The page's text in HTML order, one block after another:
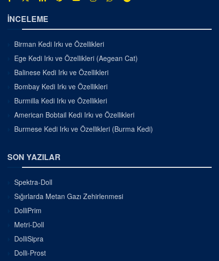
İNCELEME
Birman Kedi Irkı ve Özellikleri
Ege Kedi Irkı ve Özellikleri (Aegean Cat)
Balinese Kedi Irkı ve Özellikleri
Bombay Kedi Irkı ve Özellikleri
Burmilla Kedi Irkı ve Özellikleri
American Bobtail Kedi Irkı ve Özellikleri
Burmese Kedi Irkı ve Özellikleri (Burma Kedi)
SON YAZILAR
Spektra-Doll
Sığırlarda Metan Gazı Zehirlenmesi
DolliPrim
Metri-Doll
DolliSipra
Dolli-Prost